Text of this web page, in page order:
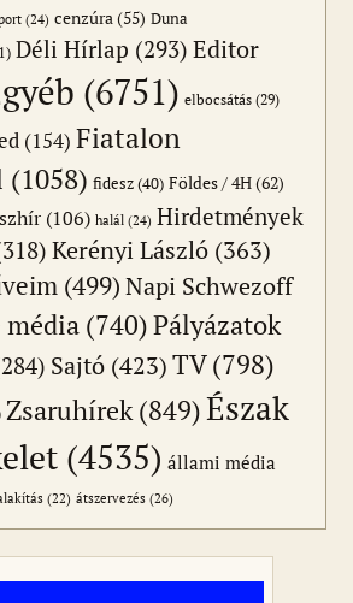
(24) cenzúra(55) Duna
Déli Hírlap (293) Editor
(6751) elbocsátás (29)
(154) Fiatalon
(1058) fidesz(40) Földes / 4H(62)
(106) halál (24) Hirdetmények
Kerényi László (363)
(499)Napi Schwezoff
(740)Pályázatok
Sajtó (423)TV(798)
Zsaruhírek(849)Észak
(4535) állami média
(22) átszervezés (26)